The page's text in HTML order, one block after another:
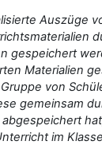
Auszüge
gespeichert
Materialien
von
gemeinsam
abgespeichert
im